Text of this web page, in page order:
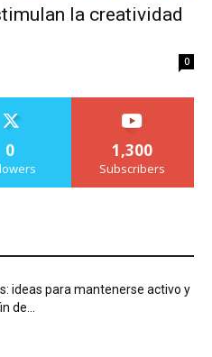
la creatividad
0
0 1,300
Subscribers
ideas para mantenerse activo y
de...